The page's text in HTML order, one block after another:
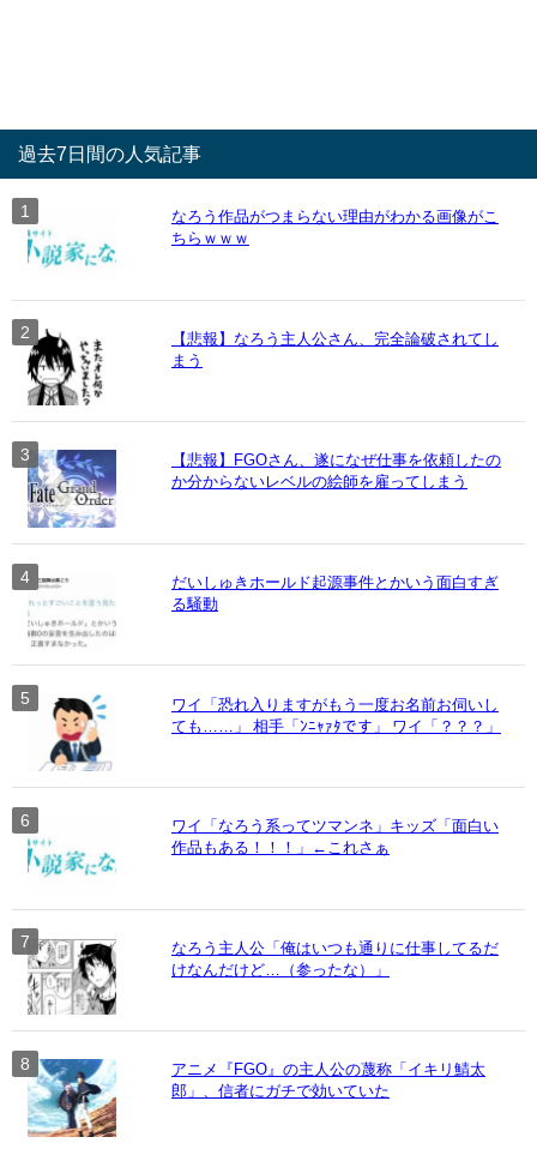
過去7日間の人気記事
なろう作品がつまらない理由がわかる画像がこ
ちらｗｗｗ
【悲報】なろう主人公さん、完全論破されてし
まう
【悲報】FGOさん、遂になぜ仕事を依頼したの
か分からないレベルの絵師を雇ってしまう
だいしゅきホールド起源事件とかいう面白すぎ
る騒動
ワイ「恐れ入りますがもう一度お名前お伺いし
ても……」 相手「ﾝﾆｬｧﾀです」 ワイ「？？？」
ワイ「なろう系ってツマンネ」キッズ「面白い
作品もある！！！」←これさぁ
なろう主人公「俺はいつも通りに仕事してるだ
けなんだけど…（参ったな）」
アニメ『FGO』の主人公の蔑称「イキリ鯖太
郎」、信者にガチで効いていた